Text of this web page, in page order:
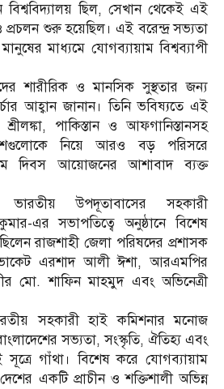
বিশ্ববিদ্যালয় ছিল, সেখান থেকেই এই
প্রচলন শুরু হয়েছিল। এই বরেন্দ্র সভ্যতা
মাধ্যমে যোগব্যায়াম বিশ্বব্যাপী
শারীরিক ও মানসিক সুস্থতার জন্য
আহ্বান জানান। তিনি ভবিষ্যতে এই
পাকিস্তান ও আফগানিস্তানসহ
নিয়ে আরও বড় পরিসরে
দিবস আয়োজনের আশাবাদ ব্যক্ত
ভারতীয় উপদূতাবাসের সহকারী
এর সভাপতিত্বে অনুষ্ঠানে বিশেষ
রাজশাহী জেলা পরিষদের প্রশাসক
এরশাদ আলী ঈশা, আরএমপির
মো. শাফিন মাহমুদ এবং অভিনেত্রী
সহকারী হাই কমিশনার মনোজ
সভ্যতা, সংস্কৃতি, ঐতিহ্য এবং
গাঁথা। বিশেষ করে যোগব্যায়াম
একটি প্রাচীন ও শক্তিশালী অভিন্ন